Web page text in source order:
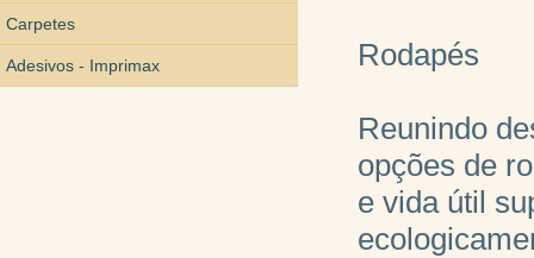
Carpetes
Adesivos - Imprimax Rodapés
Reunindo
opções de
e vida útil